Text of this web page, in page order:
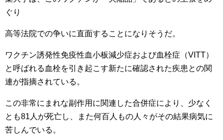
ぐり
高等法院での争いに直面することになりそうだ。
ワクチン誘発性免疫性血小板減少症および血栓症（VITT）
と呼ばれる血栓を引き起こす新たに確認された疾患との関
連が指摘されている。
この非常にまれな副作用に関連した合併症により、少なく
とも81人が死亡し、また何百人もの人々がその結果病気に
苦しんでいる。